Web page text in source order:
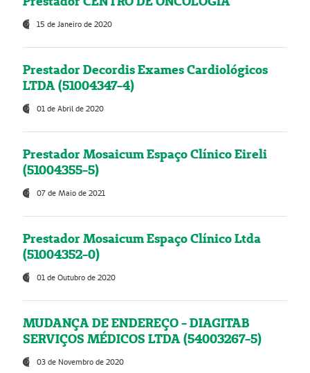
15 de Janeiro de 2020
Prestador Decordis Exames Cardiológicos
LTDA (51004347-4)
01 de Abril de 2020
Prestador Mosaicum Espaço Clínico Eireli
(51004355-5)
07 de Maio de 2021
Prestador Mosaicum Espaço Clínico Ltda
(51004352-0)
01 de Outubro de 2020
MUDANÇA DE ENDEREÇO - DIAGITAB
SERVIÇOS MÉDICOS LTDA (54003267-5)
03 de Novembro de 2020